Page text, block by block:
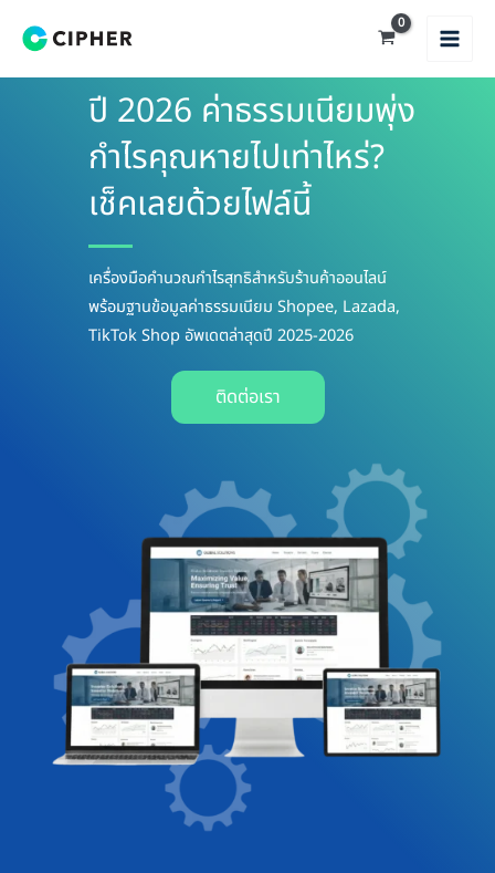
ปี 2026 ค่าธรรมเนียมพุ่ง
กำไรคุณหายไปเท่าไหร่?
เช็คเลยด้วยไฟล์นี้
เครื่องมือคำนวณกำไรสุทธิสำหรับร้านค้าออนไลน์
พร้อมฐานข้อมูลค่าธรรมเนียม Shopee, Lazada,
TikTok Shop อัพเดตล่าสุดปี 2025-2026
ติดต่อเรา